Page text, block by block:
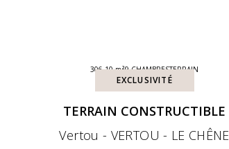
306,10 m²9 CHAMBRESTERRAIN
EXCLUSIVITÉ
TERRAIN CONSTRUCTIBLE
Vertou - VERTOU - LE CHÊNE